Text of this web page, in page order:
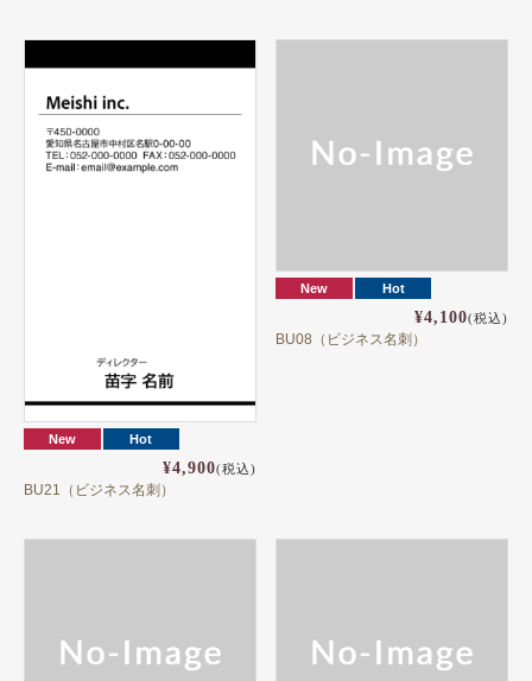
New Hot
¥4,900(税込)
BU21（ビジネス名刺）
New Hot
¥4,100(税込)
BU08（ビジネス名刺）